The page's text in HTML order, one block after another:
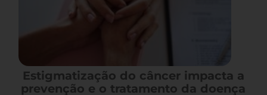
Estigmatização do câncer impacta a
prevenção e o tratamento da doença